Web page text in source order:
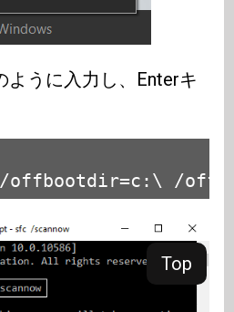
Top
ように入力し、Enterキ
/offbootdir=c:\ /